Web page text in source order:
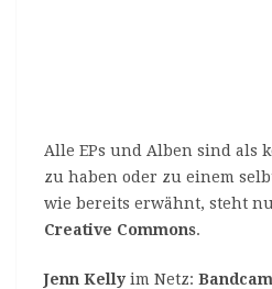
Alle EPs und Alben sind als
zu haben oder zu einem
wie bereits erwähnt, steht
Creative Commons.
Jenn Kelly im Netz: